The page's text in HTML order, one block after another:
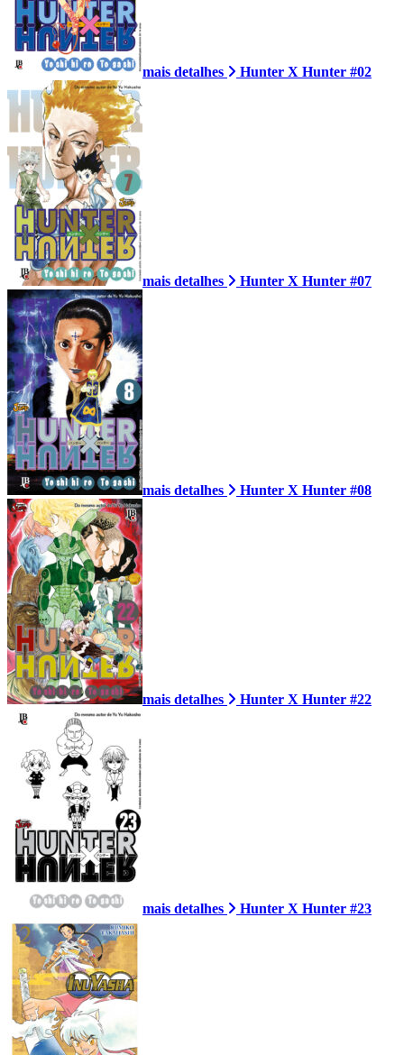
mais detalhes Hunter X Hunter #02
mais detalhes Hunter X Hunter #07
mais detalhes Hunter X Hunter #08
mais detalhes Hunter X Hunter #22
mais detalhes Hunter X Hunter #23